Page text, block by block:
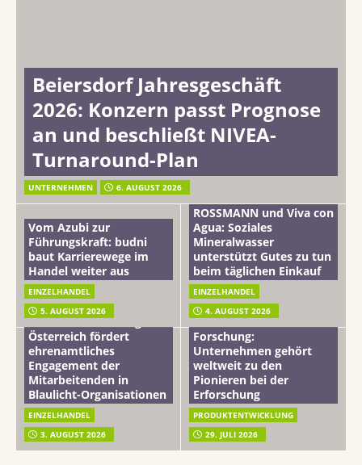
Beiersdorf Jahresgeschäft
2026: Konzern passt Prognose
an und beschließt NIVEA-
Turnaround-Plan
UNTERNEHMEN 6. AUGUST 2026
Vom Azubi zur
Führungskraft: budni
baut Karrierewege im
Handel weiter aus
EINZELHANDEL
5. AUGUST 2026
ROSSMANN und Viva con
Agua: Soziales
Mineralwasser
unterstützt Gutes zu tun
beim täglichen Einkauf
EINZELHANDEL
4. AUGUST 2026
mehr vom leben tag: dm
Österreich fördert
ehrenamtliches
Engagement der
Mitarbeitenden in
Blaulicht-Organisationen
EINZELHANDEL
3. AUGUST 2026
Beiersdorf
Hautmikrobiom-
Forschung:
Unternehmen gehört
weltweit zu den
Pionieren bei der
Erforschung
PRODUKTENTWICKLUNG
29. JULI 2026